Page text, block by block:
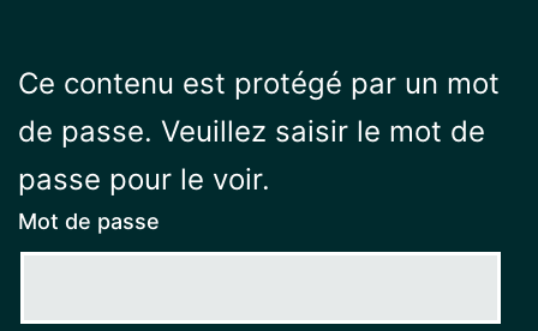
Ce contenu est protégé par un mot
de passe. Veuillez saisir le mot de
passe pour le voir.
Mot de passe